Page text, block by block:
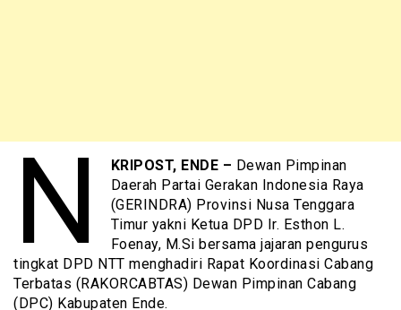
N KRIPOST, ENDE – Dewan Pimpinan
Daerah Partai Gerakan Indonesia Raya
(GERINDRA) Provinsi Nusa Tenggara
Timur yakni Ketua DPD Ir. Esthon L.
Foenay, M.Si bersama jajaran pengurus
tingkat DPD NTT menghadiri Rapat Koordinasi Cabang
Terbatas (RAKORCABTAS) Dewan Pimpinan Cabang
(DPC) Kabupaten Ende.